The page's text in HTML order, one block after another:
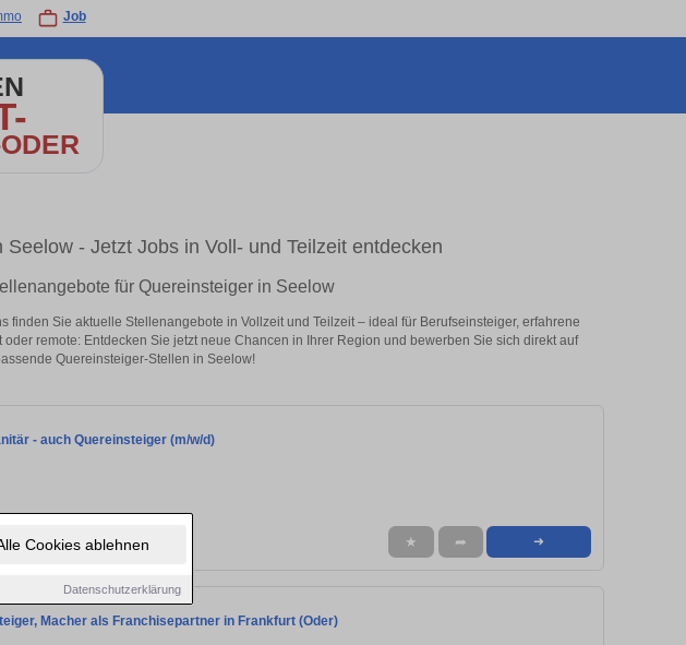
Cookies ablehnen
Datenschutzerklärung
Job
- Jetzt Jobs in Voll- und Teilzeit entdecken
für Quereinsteiger in Seelow
finden Sie aktuelle Stellenangebote in Vollzeit und Teilzeit – ideal für Berufseinsteiger, erfahrene
remote: Entdecken Sie jetzt neue Chancen in Ihrer Region und bewerben Sie sich direkt auf
Quereinsteiger-Stellen in Seelow!
- auch Quereinsteiger (m/w/d)
★ ➦ ➜
Macher als Franchisepartner in Frankfurt (Oder)